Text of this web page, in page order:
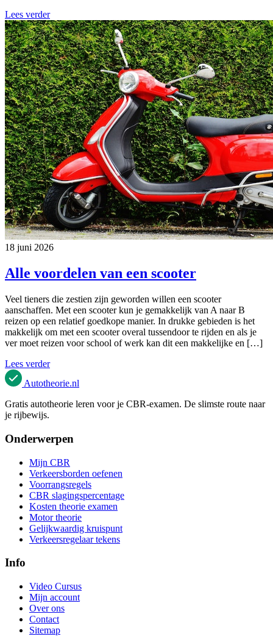
Lees verder
18 juni 2026
Alle voordelen van een scooter
Veel tieners die zestien zijn geworden willen een scooter
aanschaffen. Met een scooter kun je gemakkelijk van A naar B
reizen op een relatief goedkope manier. In drukke gebieden is het
makkelijk om met een scooter overal tussendoor te rijden en als je
ver moet reizen voor school of werk kan dit een makkelijke en […]
Lees verder
Autotheorie.nl
Gratis autotheorie leren voor je CBR-examen. De slimste route naar
je rijbewijs.
Onderwerpen
Mijn CBR
Verkeersborden oefenen
Voorrangsregels
CBR slagingspercentage
Kosten theorie examen
Motor theorie
Gelijkwaardig kruispunt
Verkeersregelaar tekens
Info
Video Cursus
Mijn account
Over ons
Contact
Sitemap